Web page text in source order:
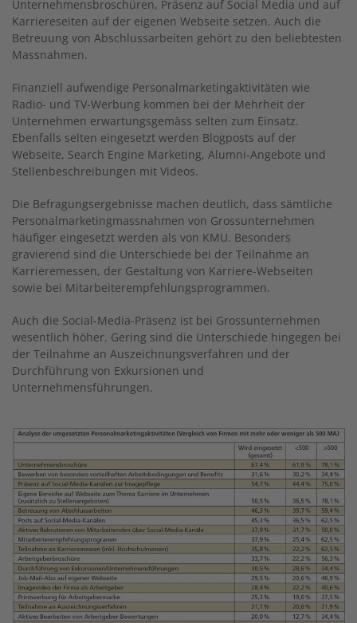
Unternehmensbroschüren, Präsenz auf Social Media und auf
Karriereseiten auf der eigenen Webseite setzen. Auch die
Betreuung von Abschlussarbeiten gehört zu den beliebtesten
Massnahmen.
Finanziell aufwendige Personalmarketingaktivitäten wie
Radio- und TV-Werbung kommen bei der Mehrheit der
Unternehmen erwartungsgemäss selten zum Einsatz.
Ebenfalls selten eingesetzt werden Blogposts auf der
Webseite, Search Engine Marketing, Alumni-Angebote und
Stellenbeschreibungen mit Videos.
Die Befragungsergebnisse machen deutlich, dass sämtliche
Personalmarketingmassnahmen von Grossunternehmen
häufiger eingesetzt werden als von KMU. Besonders
gravierend sind die Unterschiede bei der Teilnahme an
Karrieremessen, der Gestaltung von Karriere-Webseiten
sowie bei Mitarbeiterempfehlungsprogrammen.
Auch die Social-Media-Präsenz ist bei Grossunternehmen
wesentlich höher. Gering sind die Unterschiede hingegen bei
der Teilnahme an Auszeichnungsverfahren und der
Durchführung von Exkursionen und
Unternehmensführungen.
Image